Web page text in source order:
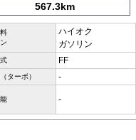
567.3km
ハイオク
ガソリン
FF
ターボ） -
-